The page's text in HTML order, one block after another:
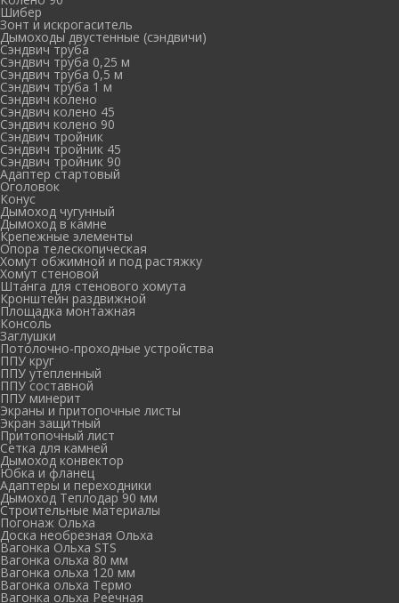
Шибер
Зонт и искрогаситель
Дымоходы двустенные (сэндвичи)
Сэндвич труба
Сэндвич труба 0,25 м
Сэндвич труба 0,5 м
Сэндвич труба 1 м
Сэндвич колено
Сэндвич колено 45
Сэндвич колено 90
Сэндвич тройник
Сэндвич тройник 45
Сэндвич тройник 90
Адаптер стартовый
Оголовок
Конус
Дымоход чугунный
Дымоход в камне
Крепежные элементы
Опора телескопическая
Хомут обжимной и под растяжку
Хомут стеновой
Штанга для стенового хомута
Кронштейн раздвижной
Площадка монтажная
Консоль
Заглушки
Потолочно-проходные устройства
ППУ круг
ППУ утепленный
ППУ составной
ППУ минерит
Экраны и притопочные листы
Экран защитный
Притопочный лист
Сетка для камней
Дымоход конвектор
Юбка и фланец
Адаптеры и переходники
Дымоход Теплодар 90 мм
Cтроительные материалы
Погонаж Ольха
Доска необрезная Ольха
Вагонка Ольха STS
Вагонка ольха 80 мм
Вагонка ольха 120 мм
Вагонка ольха Термо
Вагонка ольха Реечная